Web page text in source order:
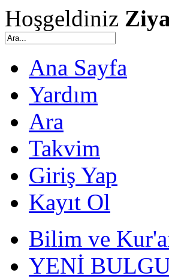
Hoşgeldiniz
Ana Sayfa
Yardım
Ara
Takvim
Giriş Yap
Kayıt Ol
Bilim ve
YENİ